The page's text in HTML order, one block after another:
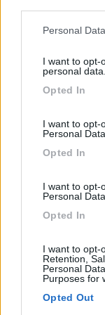
Please note that
not limited to
grant or deny
use your data for
Personal
I want to opt-
personal data.
Opted In
I want to opt-
Personal Data.
Opted In
I want to opt-
Personal
Opted In
I want to opt-
Retention,
Personal
Purposes for
Opted Out
Viale delle Acacie, 67